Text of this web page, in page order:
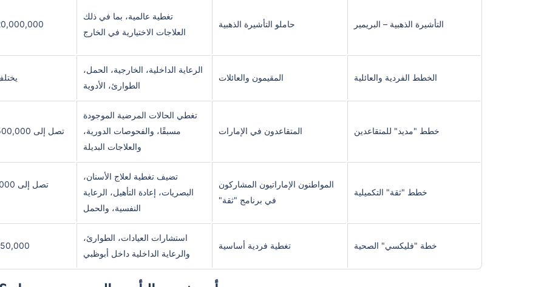
التأشيرة الذهبية – البريمير حاملو التأشيرة الذهبية
تغطية عالمية، بما في ذلك
العلاجات الاختيارية في الخارج
20,000,000 درهم
الخطط الفردية والعائلية المقيمون والعائلات
الرعاية الداخلية، الخارجية، الحمل،
الطوارئ، الأدوية
خطط "مديد" للمتقاعدين المتقاعدون في الإمارات
تغطي الحالات المرضية الموجودة
مسبقًا، والفحوصات الدورية،
والعلاجات البديلة
تصل إلى 500,000 درهم إماراتي
خطط "ثقة" التكميلية
المواطنون الإماراتيون المشاركون
في برنامج "ثقة"
تضيف تغطية لعلاج الأسنان،
البصريات، إعادة التأهيل، الرعاية
النفسية، والحمل
خطة "فليكسي" الصحية تغطية فردية أساسية
استشارات العيادات، الطوارئ،
والرعاية الداخلية داخل أبوظبي
150,000 درهم